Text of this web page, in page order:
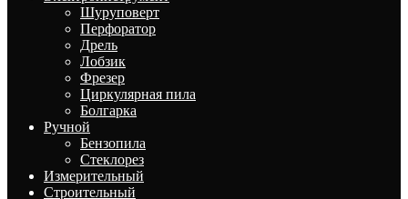
Шуруповерт
Перфоратор
Дрель
Лобзик
Фрезер
Циркулярная пила
Болгарка
Ручной
Бензопила
Стеклорез
Измерительный
Строительный